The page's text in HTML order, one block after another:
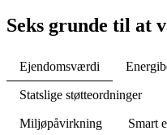
Seks grunde til at
Ejendomsværdi
Statslige støtteordninger
Miljøpåvirkning Smart